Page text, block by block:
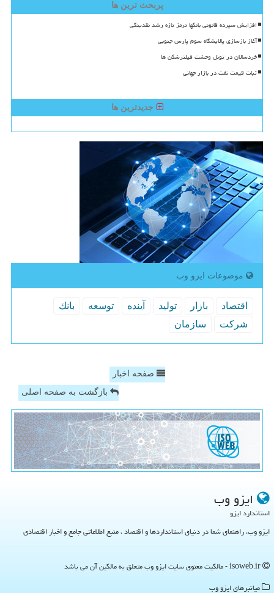
پربحث ترین ها
افزایش سپرده قانونی بانکها ترمز تازه رشد نقدینگی
آغاز بازسازی پالایشگاه سوم پارس جنوبی
خردسالان در تونل وحشت فیلترشکن ها
ثبات قیمت نفت در بازار جهانی
جدیدترین ها
موضوعات ایزو وب
اقتصاد بازار تولید آینده توسعه
بانك
شركت
سازمان
صفحه اخبار
بازگشت به صفحه اصلی
ایزو وب
استاندارد ایزو
ایزو وب، راهنمای شما در دنیای استانداردها و اقتصاد ، منبع اطلاعاتی جامع و اخبار اقتصادی
میانبرهای ایزو وب